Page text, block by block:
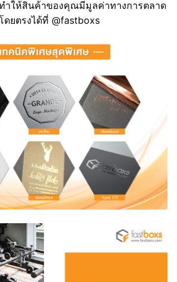
ำให้สินค้าของคุณมีมูลค่าทางการตลาด
ยตรงได้ที่ @fastboxs